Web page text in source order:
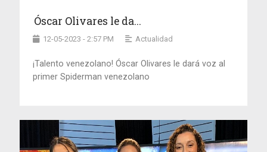
Óscar Olivares le da...
12-05-2023 - 2:57 PM Actualidad
¡Talento venezolano! Óscar Olivares le dará voz al
primer Spiderman venezolano